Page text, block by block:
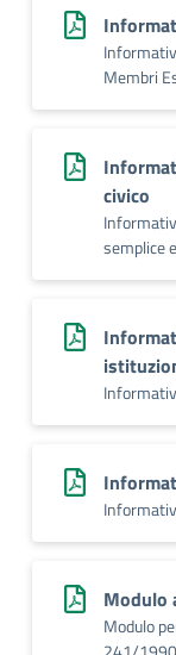
Membri
civico
semplice
Modulo
Modulo